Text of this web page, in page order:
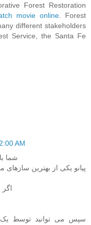
Forest Restoration
movie online. Forest
different stakeholders
Service, the Santa Fe
AM
شما
پیانو یکی از بهترین
اگر
سپس می توانید توسط یک